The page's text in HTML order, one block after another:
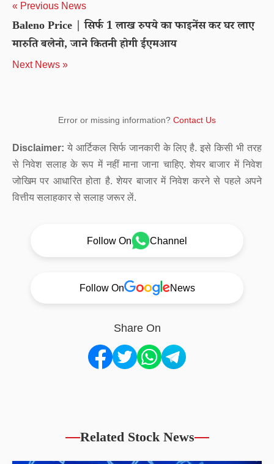
« Previous News
Baleno Price | सिर्फ 1 लाख रुपये का फाइनेंस कर घर लाए
मारुति बलेनो, जाने कितनी होगी ईएमआय
Next News »
Error or missing information? Contact Us
Disclaimer: ये आर्टिकल सिर्फ जानकारी के लिए है. इसे किसी भी तरह
से निवेश सलाह के रूप में नहीं माना जाना चाहिए. शेयर बाजार में निवेश
जोखिम पर आधारित होता है. शेयर बाजार में निवेश करने से पहले अपने
वित्तीय सलाहकार से सलाह जरूर लें.
Follow On Channel
Follow On News
Share On
Related Stock News